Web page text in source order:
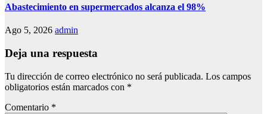
Abastecimiento en supermercados alcanza el 98%
Ago 5, 2026 admin
Deja una respuesta
Tu dirección de correo electrónico no será publicada. Los campos
obligatorios están marcados con *
Comentario *